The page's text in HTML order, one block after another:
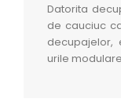
Datorita
de cauciuc
decupajelor,
urile